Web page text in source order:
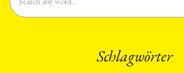
Schlagwörter